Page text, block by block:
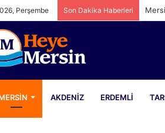
Perşembe Son Dakika Haberleri
AKDENIZ ERDEMLI